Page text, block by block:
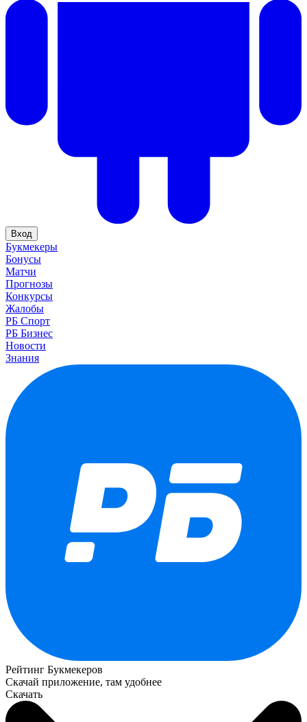
Вход
Букмекеры
Бонусы
Матчи
Прогнозы
Конкурсы
Жалобы
РБ Спорт
РБ Бизнес
Новости
Знания
Рейтинг Букмекеров
Скачай приложение, там удобнее
Скачать